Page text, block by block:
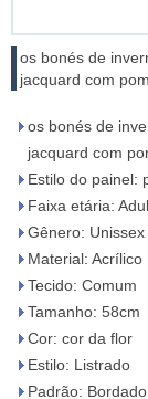
os bonés de
jacquard com
os bonés de
jacquard com
Estilo do painel:
Faixa etária:
Gênero: Unissex
Material: Acrílico
Tecido: Comum
Tamanho: 58cm
Cor: cor da flor
Estilo: Listrado
Padrão: Bordado